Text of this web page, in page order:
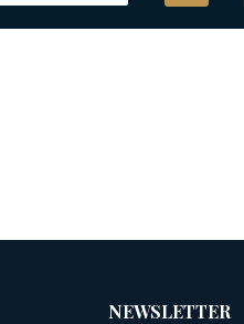
NEWSLETTER